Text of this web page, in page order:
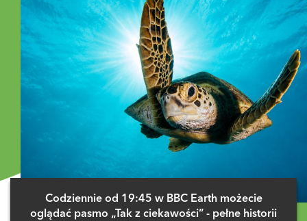
Codziennie od 19:45 w BBC Earth możecie
oglądać pasmo „Tak z ciekawości” - pełne historii